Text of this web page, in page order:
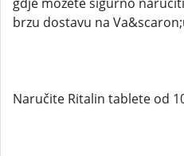
brzu dostavu na
Naručite Ritalin tablete od